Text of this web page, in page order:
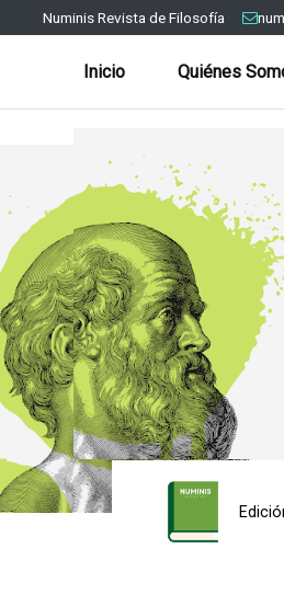
Numinis Revista de Filosofía
Inicio Quiénes